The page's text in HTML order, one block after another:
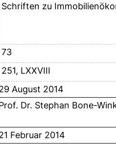
Schriften zu
73
251, LXXVIII
August 2014
Dr. Stephan Bone-
Februar 2014